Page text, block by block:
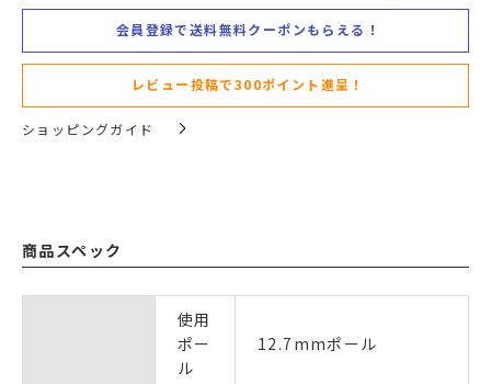
会員登録で送料無料クーポンもらえる！
レビュー投稿で300ポイント進呈！
ショッピングガイド
商品スペック
使用
ポー
ル
12.7mmポール